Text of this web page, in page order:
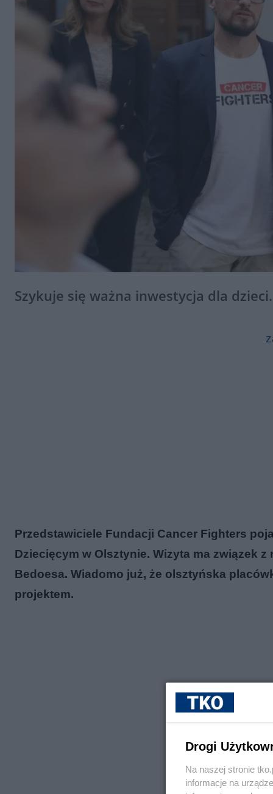
Szykuje się ważna inwestycja dla dzieci.
Przedstawiciele Fundacji Cancer Fighters
Dziecięcym w Olsztynie. Wizyta ma związek
Bedoesa. Wiadomo już, że olsztyńska
projektem.
Drogi
Na naszej stronie
informacje na